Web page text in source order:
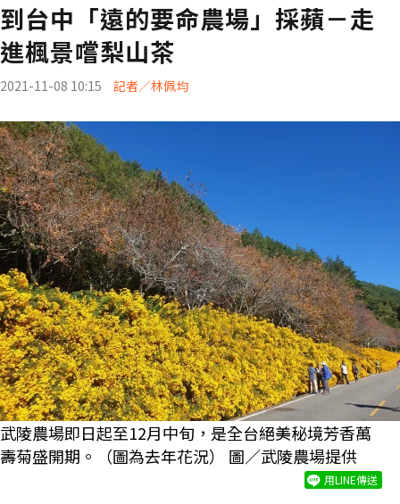
到台中「遠的要命農場」採蘋－走
進楓景嚐梨山茶
2021-11-08 10:15 記者／林佩均
武陵農場即日起至12月中旬，是全台絕美秘境芳香萬
壽菊盛開期。（圖為去年花況） 圖／武陵農場提供
用LINE傳送